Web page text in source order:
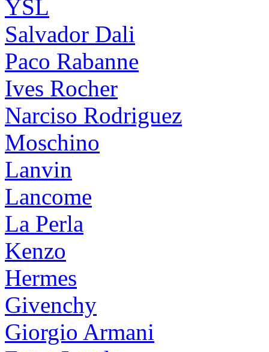
YSL
Salvador Dali
Paco Rabanne
Ives Rocher
Narciso Rodriguez
Moschino
Lanvin
Lancome
La Perla
Kenzo
Hermes
Givenchy
Giorgio Armani